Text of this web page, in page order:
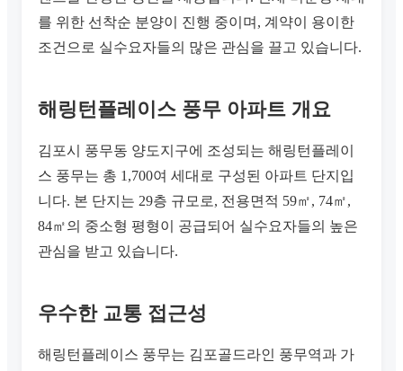
를 위한 선착순 분양이 진행 중이며, 계약이 용이한
조건으로 실수요자들의 많은 관심을 끌고 있습니다.
해링턴플레이스 풍무 아파트 개요
김포시 풍무동 양도지구에 조성되는 해링턴플레이
스 풍무는 총 1,700여 세대로 구성된 아파트 단지입
니다. 본 단지는 29층 규모로, 전용면적 59㎡, 74㎡,
84㎡의 중소형 평형이 공급되어 실수요자들의 높은
관심을 받고 있습니다.
우수한 교통 접근성
해링턴플레이스 풍무는 김포골드라인 풍무역과 가